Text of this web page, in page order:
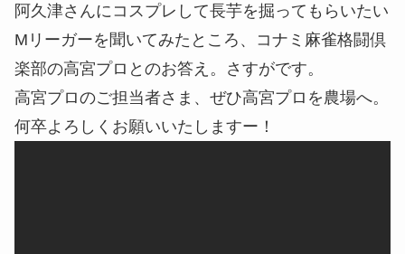
阿久津さんにコスプレして長芋を掘ってもらいたい
Mリーガーを聞いてみたところ、コナミ麻雀格闘倶
楽部の高宮プロとのお答え。さすがです。
高宮プロのご担当者さま、ぜひ高宮プロを農場へ。
何卒よろしくお願いいたしますー！